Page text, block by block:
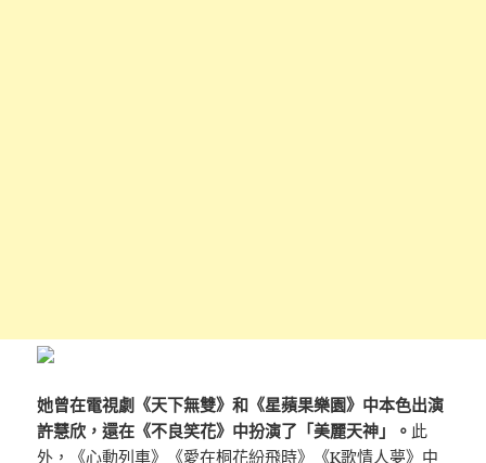
她曾在電視劇《天下無雙》和《星蘋果樂園》中本色出演
許慧欣，還在《不良笑花》中扮演了「美麗天神」。 此
外，《心動列車》《愛在桐花紛飛時》《K歌情人夢》中